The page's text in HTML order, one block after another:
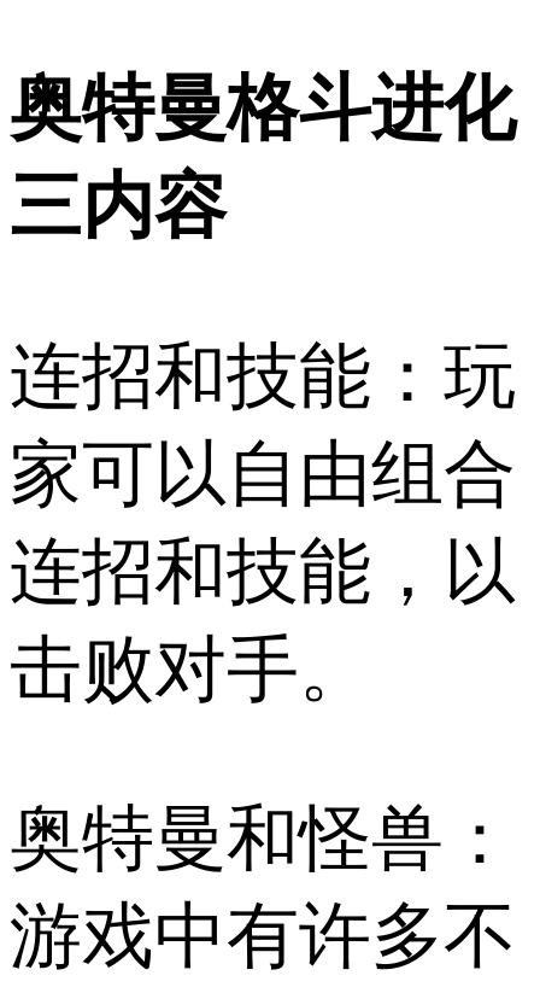
奥特曼格斗进化
三内容
连招和技能：玩
家可以自由组合
连招和技能，以
击败对手。
奥特曼和怪兽：
游戏中有许多不